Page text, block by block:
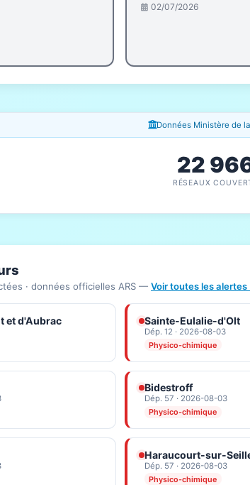
02/07/2026
Données Ministère de
22
RÉSEAUX
· données officielles ARS — Voir toutes les
et d'Aubrac Sainte-Eulalie-d'Olt
Dép. 12 · 2026-08-03
Physico-chimique
Bidestroff
Dép. 57 · 2026-08-03
Physico-chimique
Haraucourt-sur-
Dép. 57 · 2026-08-03
Physico-chimique